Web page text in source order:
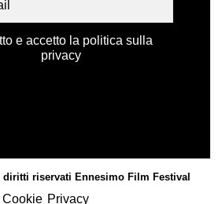
e accetto la politica sulla
privacy
diritti riservati Ennesimo Film Festival
Cookie Privacy